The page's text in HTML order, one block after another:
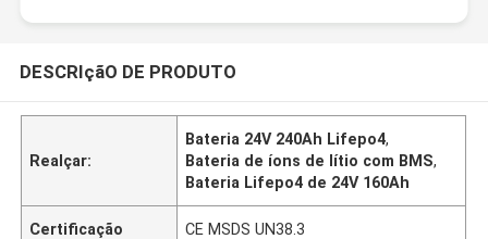
DESCRIçãO DE PRODUTO
Realçar:
Bateria 24V 240Ah Lifepo4,
Bateria de íons de lítio com BMS,
Bateria Lifepo4 de 24V 160Ah
Certificação CE MSDS UN38.3